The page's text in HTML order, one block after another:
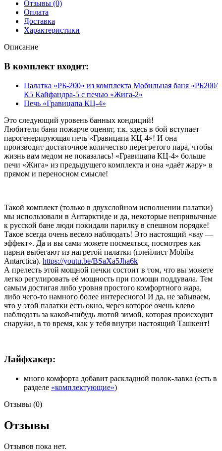
Отзывы (0)
Оплата
Доставка
Характеристики
Описание
В комплект входит:
Палатка «РБ-200» из комплекта Мобильная баня «РБ200/
К5 Кайфандра-5 с печью «Жига-2»
Печь «Гравицапа КЦ-4»
Это следующий уровень банных кондиций!
Любители бани пожарче оценят, т.к. здесь в бой вступает
парогенерирующая печь «Гравицапа КЦ-4»! И она
производит достаточное количество перегретого пара, чтобы
жизнь вам медом не показалась! «Гравицапа КЦ-4» больше
печи «Жига» из предыдущего комплекта и она «даёт жару» в
прямом и переносном смысле!
Такой комплект (только в двухслойном исполнении палатки)
мы использовали в Антарктиде и да, некоторые непривычные
к русской бане люди покидали парилку в спешном порядке!
Такое всегда очень весело наблюдать! Это настоящий «вау —
эффект». Да и вы сами можете посмеяться, посмотрев как
парни выбегают из нагретой палатки (плейлист Mobiba
Antarctica). https://youtu.be/BSaXa5Jha6k
А прелесть этой мощной печки состоит в том, что вы можете
легко регулировать её мощность при помощи поддувала. Тем
самым достигая либо уровня простого комфортного жара,
либо чего-то намного более интересного! И да, не забываем,
что у этой палатки есть окно, через которое очень клево
наблюдать за какой-нибудь лютой зимой, которая происходит
снаружи, в то время, как у тебя внутри настоящий Ташкент!
Лайфхакер:
много комфорта добавит раскладной полок-лавка (есть в
разделе «комплектующие»)
Отзывы (0)
Отзывы
Отзывов пока нет.